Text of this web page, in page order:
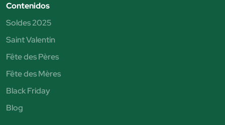
Contenidos
Soldes 2025
Saint Valentin
Fête des Pères
Fête des Mères
Black Friday
Blog